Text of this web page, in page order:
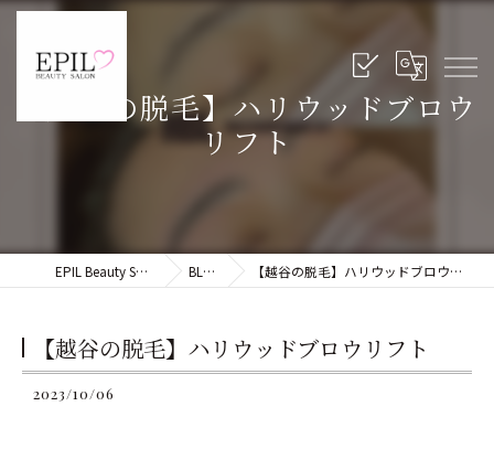
【越谷の脱毛】ハリウッドブロウ
リフト
EPIL Beauty Salon BLOG 【越谷の脱毛】ハリウッドブロウリフト
【越谷の脱毛】ハリウッドブロウリフト
2023/10/06